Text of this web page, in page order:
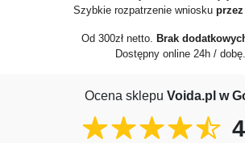
Szybkie rozpatrzenie wniosku
Od 300zł netto. Brak
Dostępny online 24h / dobę.
Ocena sklepu Voida.pl w